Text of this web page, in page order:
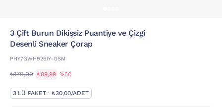
3 Çift Burun Dikişsiz Puantiye ve Çizgi
Desenli Sneaker Çorap
PHY7GWH926IY-GSM
₺179,99 ₺89,99 %50
3'LÜ PAKET · ₺30,00/ADET